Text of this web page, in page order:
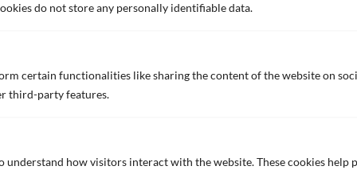
do not store any personally identifiable data.
certain functionalities like sharing the content of the website on
third-party features.
understand how visitors interact with the website. These cookies
지금 상담해보세요?
귀사의 자산 보호를 위해 어떤 솔루션을 제공할 수 있는지
지금 바로 상담해 보세요.